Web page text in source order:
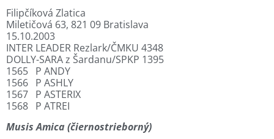
Filipčíková Zlatica
Miletičová 63, 821 09 Bratislava
15.10.2003
INTER LEADER Rezlark/ČMKU 4348
DOLLY-SARA z Šardanu/SPKP 1395
1565 P ANDY
1566 P ASHLY
1567 P ASTERIX
1568 P ATREI
Musis Amica (čiernostrieborný)